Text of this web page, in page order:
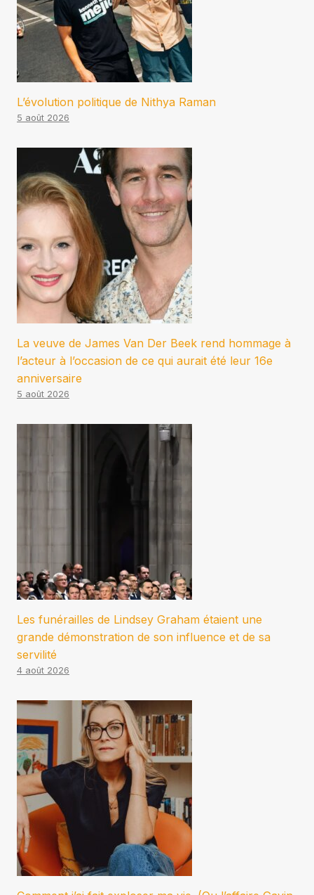
L’évolution politique de Nithya Raman
5 août 2026
La veuve de James Van Der Beek rend hommage à
l’acteur à l’occasion de ce qui aurait été leur 16e
anniversaire
5 août 2026
Les funérailles de Lindsey Graham étaient une
grande démonstration de son influence et de sa
servilité
4 août 2026